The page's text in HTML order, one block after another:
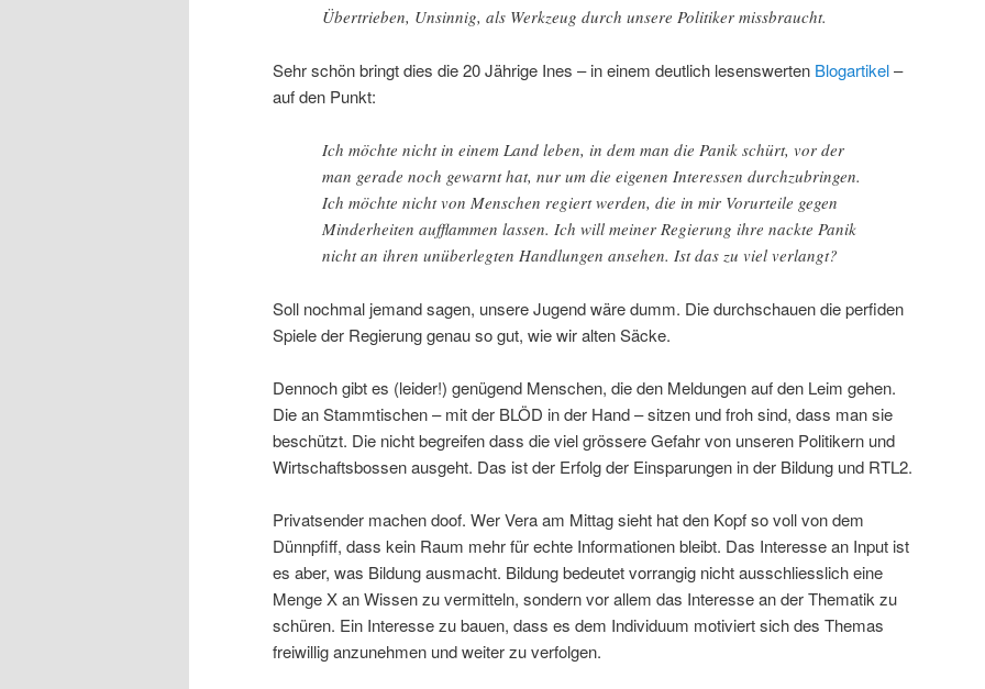
Übertrieben, Unsinnig, als Werkzeug durch unsere Politiker missbraucht.
Sehr schön bringt dies die 20 Jährige Ines – in einem deutlich lesenswerten Blogartikel–
auf den Punkt:
Ich möchte nicht in einem Land leben, in dem man die Panik schürt, vor der
man gerade noch gewarnt hat, nur um die eigenen Interessen durchzubringen.
Ich möchte nicht von Menschen regiert werden, die in mir Vorurteile gegen
Minderheiten aufflammen lassen. Ich will meiner Regierung ihre nackte Panik
nicht an ihren unüberlegten Handlungen ansehen. Ist das zu viel verlangt?
Soll nochmal jemand sagen, unsere Jugend wäre dumm. Die durchschauen die perfiden
Spiele der Regierung genau so gut, wie wir alten Säcke.
Dennoch gibt es (leider!) genügend Menschen, die den Meldungen auf den Leim gehen.
Die an Stammtischen – mit der BLÖD in der Hand – sitzen und froh sind, dass man sie
beschützt. Die nicht begreifen dass die viel grössere Gefahr von unseren Politikern und
Wirtschaftsbossen ausgeht. Das ist der Erfolg der Einsparungen in der Bildung und RTL2.
Privatsender machen doof. Wer Vera am Mittag sieht hat den Kopf so voll von dem
Dünnpfiff, dass kein Raum mehr für echte Informationen bleibt. Das Interesse an Input ist
es aber, was Bildung ausmacht. Bildung bedeutet vorrangig nicht ausschliesslich eine
Menge X an Wissen zu vermitteln, sondern vor allem das Interesse an der Thematik zu
schüren. Ein Interesse zu bauen, dass es dem Individuum motiviert sich des Themas
freiwillig anzunehmen und weiter zu verfolgen.